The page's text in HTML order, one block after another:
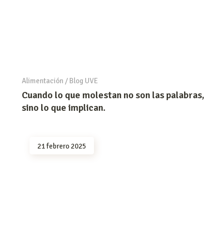
Alimentación / Blog UVE
Cuando lo que molestan no son las palabras,
sino lo que implican.
21 febrero 2025